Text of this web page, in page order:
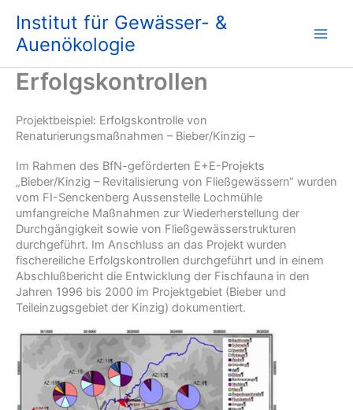
Inhalt
springen
Institut für Gewässer- &
Auenökologie
Erfolgskontrollen
Projektbeispiel: Erfolgskontrolle von
Renaturierungsmaßnahmen – Bieber/Kinzig –
Im Rahmen des BfN-geförderten E+E-Projekts
„Bieber/Kinzig – Revitalisierung von Fließgewässern“ wurden
vom FI-Senckenberg Aussenstelle Lochmühle
umfangreiche Maßnahmen zur Wiederherstellung der
Durchgängigkeit sowie von Fließgewässerstrukturen
durchgeführt. Im Anschluss an das Projekt wurden
fischereiliche Erfolgskontrollen durchgeführt und in einem
Abschlußbericht die Entwicklung der Fischfauna in den
Jahren 1996 bis 2000 im Projektgebiet (Bieber und
Teileinzugsgebiet der Kinzig) dokumentiert.